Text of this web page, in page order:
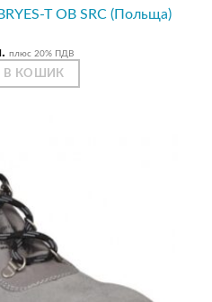
T OB SRC (Польща)
плюс 20% ПДВ
В КОШИК